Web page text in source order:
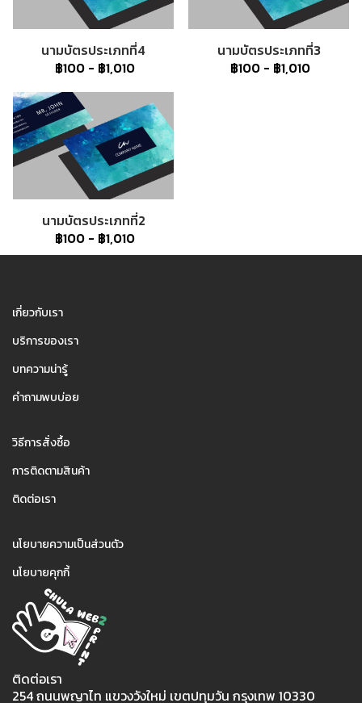
นามบัตรประเภทที่4
฿100 - ฿1,010
นามบัตรประเภทที่3
฿100 - ฿1,010
นามบัตรประเภทที่2
฿100 - ฿1,010
เกี่ยวกับเรา
บริการของเรา
บทความน่ารู้
คำถามพบบ่อย
วิธีการสั่งซื้อ
การติดตามสินค้า
ติดต่อเรา
นโยบายความเป็นส่วนตัว
นโยบายคุกกี้
ติดต่อเรา
254 ถนนพญาไท แขวงวังใหม่ เขตปทุมวัน กรุงเทพ 10330